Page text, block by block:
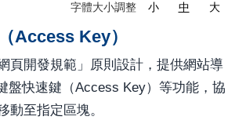
字體大小調整 小 中 大
Access Key）
頁開發規範」原則設計，提供網站導
盤快速鍵（Access Key）等功能，協
動至指定區塊。